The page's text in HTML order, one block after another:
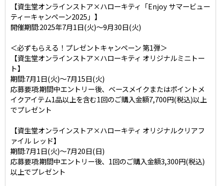
【資生堂オンラインストア×ハローキティ「Enjoy サマービュー
ティーキャンペーン2025」】
開催期間:2025年7月1日(火)～9月30日(火)
＜必ずもらえる！プレゼントキャンペーン 第1弾＞
【資生堂オンラインストア×ハローキティ オリジナルミニトー
ト】
期間:7月1日(火)～7月15日(火)
応募要項:期間中エントリー後、ベースメイクまたはポイントメ
イクアイテム1品以上を含む1回のご購入金額7,700円(税込)以上
でプレゼント
【資生堂オンラインストア×ハローキティ オリジナルクリアフ
ァイル レッド】
期間:7月1日(火)～7月20日(日)
応募要項:期間中エントリー後、1回のご購入金額3,300円(税込)
以上でプレゼント